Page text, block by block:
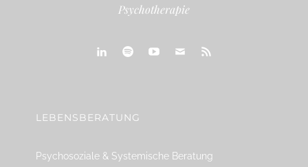
Psychotherapie
LEBENSBERATUNG
Psychosoziale & Systemische Beratung